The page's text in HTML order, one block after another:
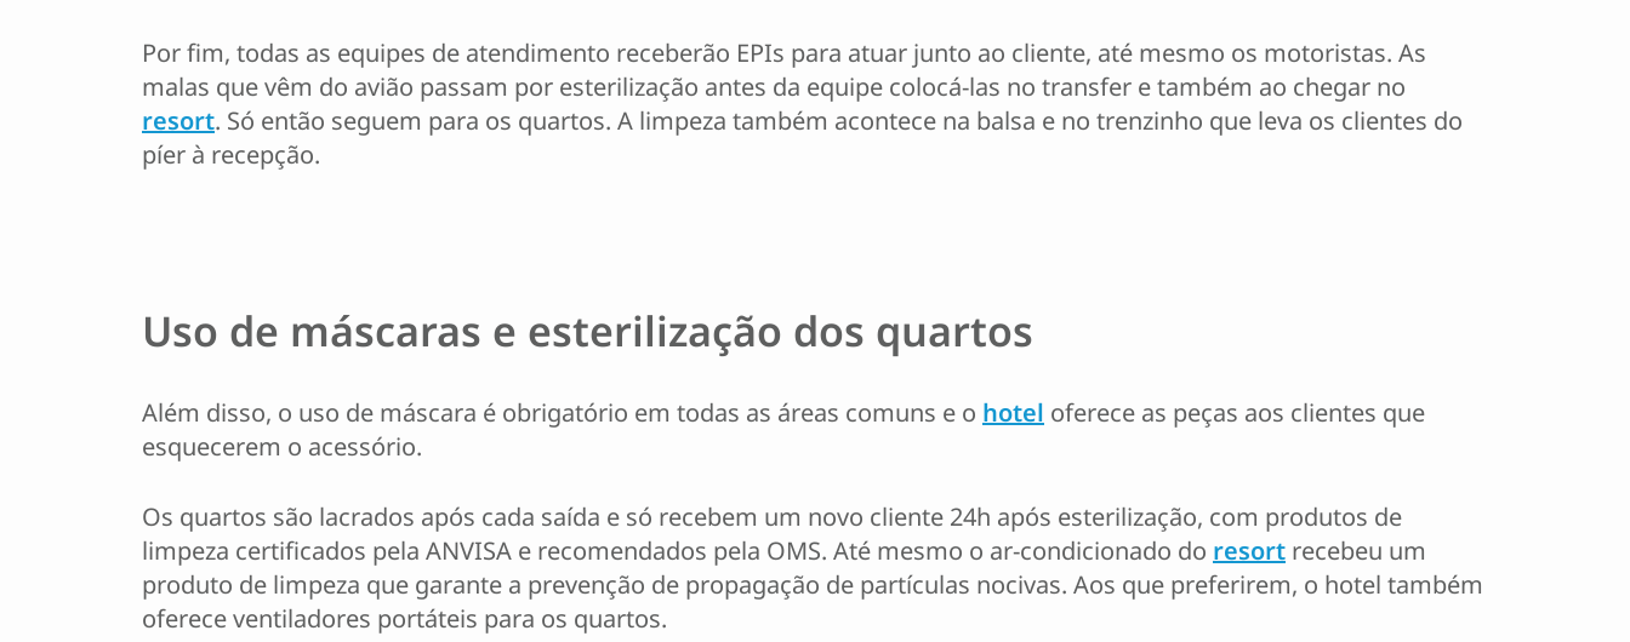
Por fim, todas as equipes de atendimento receberão EPIs para atuar junto ao cliente, até mesmo os motoristas. As
malas que vêm do avião passam por esterilização antes da equipe colocá-las no transfer e também ao chegar no
resort. Só então seguem para os quartos. A limpeza também acontece na balsa e no trenzinho que leva os clientes do
píer à recepção.
Uso de máscaras e esterilização dos quartos
Além disso, o uso de máscara é obrigatório em todas as áreas comuns e o hotel oferece as peças aos clientes que
esquecerem o acessório.
Os quartos são lacrados após cada saída e só recebem um novo cliente 24h após esterilização, com produtos de
limpeza certificados pela ANVISA e recomendados pela OMS. Até mesmo o ar-condicionado do resort recebeu um
produto de limpeza que garante a prevenção de propagação de partículas nocivas. Aos que preferirem, o hotel também
oferece ventiladores portáteis para os quartos.